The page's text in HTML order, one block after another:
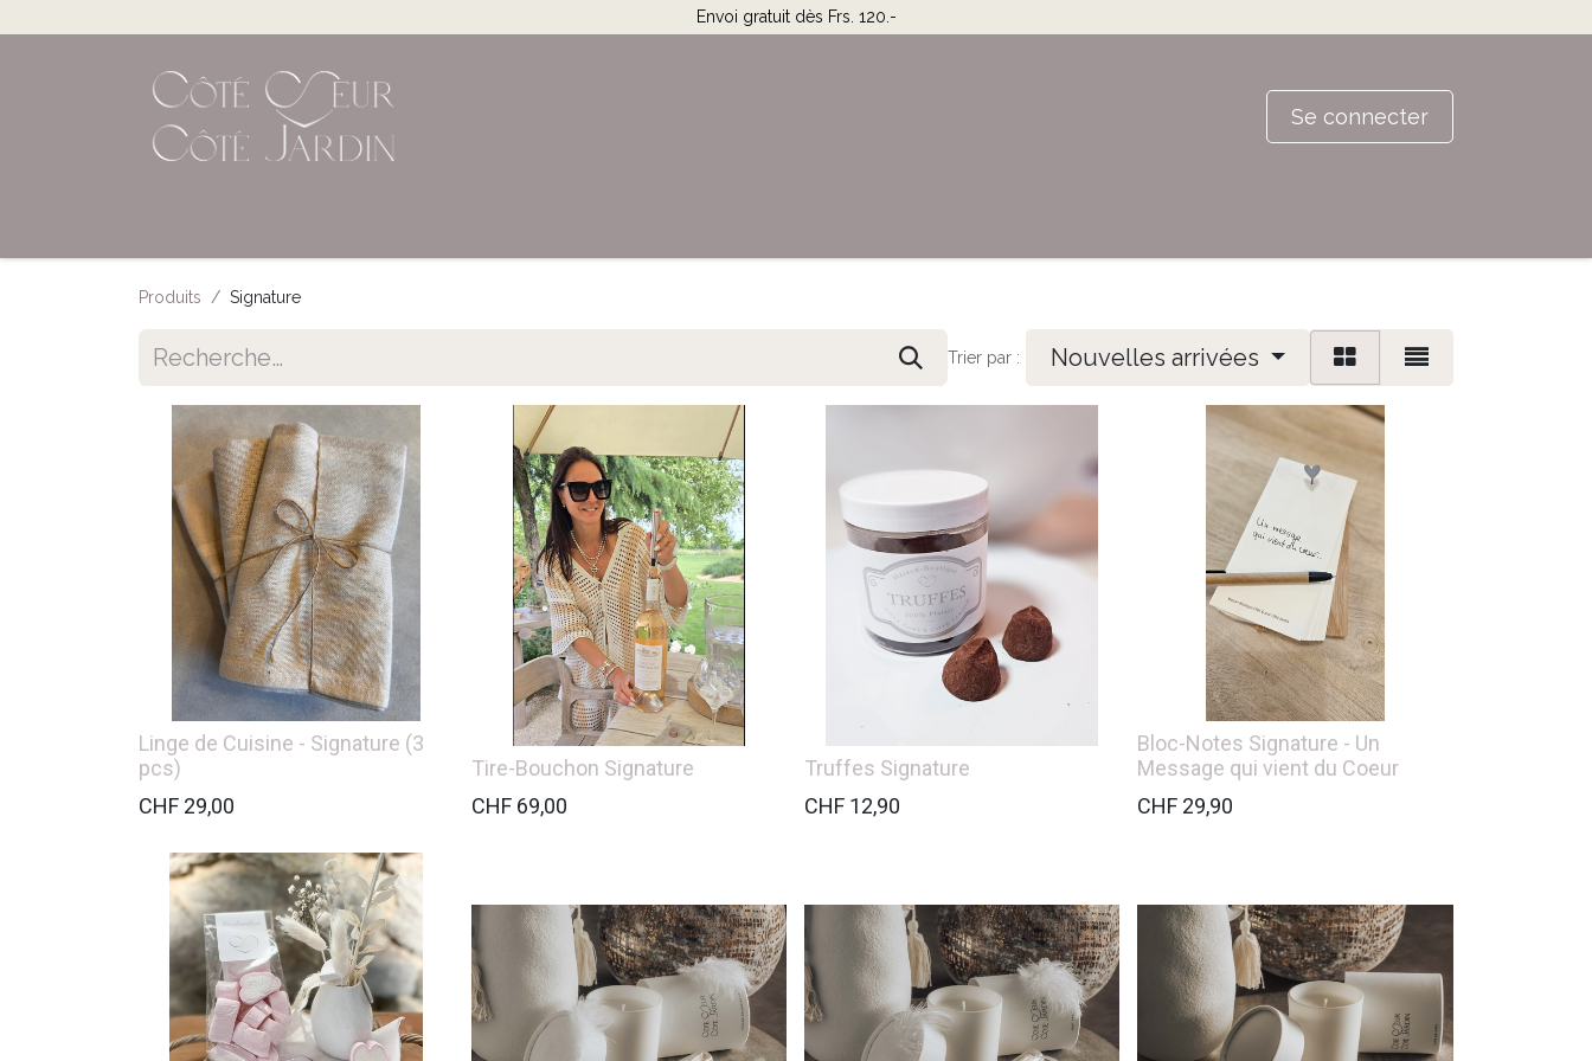
Envoi gratuit dès Frs. 120.-
Se connecter
Produits Signature
Trier par : Nouvelles arrivées
Linge de Cuisine - Signature (3
pcs)
CHF 29,00
Tire-Bouchon Signature
CHF 69,00
Truffes Signature
CHF 12,90
Bloc-Notes Signature - Un
Message qui vient du Coeur
CHF 29,90